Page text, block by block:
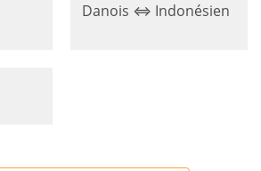
Danois ⇔ Indonésien